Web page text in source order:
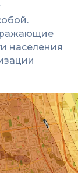
населения